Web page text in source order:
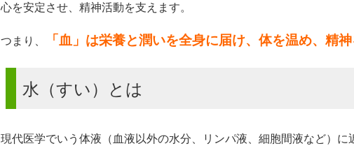
心を安定させ、精神活動を支えます。
つまり、 「血」は栄養と潤いを全身に届け、体を温め、精
水（すい）とは
現代医学でいう体液（血液以外の水分、リンパ液、細胞間液など）に